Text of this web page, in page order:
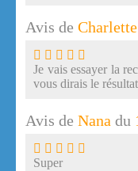
Avis de Charlette
Je vais essayer la
vous dirais le résultat
Avis de Nana du
Super